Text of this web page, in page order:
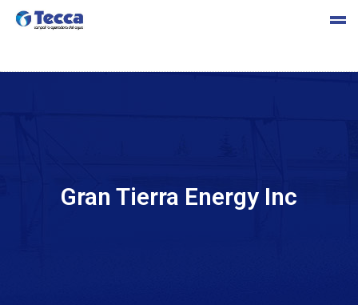
Gran Tierra Energy Inc